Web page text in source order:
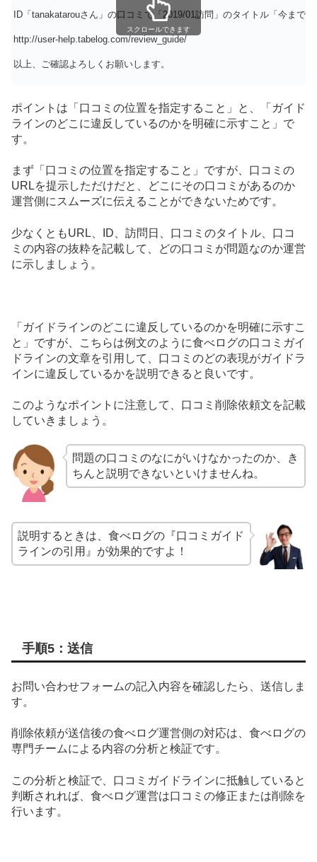
ID「tanakatarouさん」の口コミで「2019/01訪問」のタイトル「今ま
http://user-help.tabelog.com/review_guide/
以上、ご確認よろしくお願いします。
スクロールできます
ポイントは「口コミの位置を指定すること」と、「ガイド
ラインのどこに違反しているのかを明確に示すこと」で
す。
まず「口コミの位置を指定すること」ですが、口コミの
URLを提示しただけだと、どこにその口コミがあるのか
運営側にスムーズに伝えることができないためです。
少なくともURL、ID、訪問日、口コミのタイトル、口コ
ミの内容の抜粋を記載して、どの口コミが問題なのか運営
に示しましょう。
「ガイドラインのどこに違反しているのかを明確に示すこ
と」ですが、こちらは例文のように食べログの口コミガイ
ドラインの文章を引用して、口コミのどの表現がガイドラ
インに違反しているかを説明できると良いです。
このようなポイントに注意して、口コミ削除依頼文を記載
していきましょう。
問題の口コミのなにがいけなかったのか、き
ちんと説明できないといけませんね。
説明するときは、食べログの『口コミガイド
ラインの引用』が効果的ですよ！
手順5：送信
お問い合わせフォームの記入内容を確認したら、送信しま
す。
削除依頼が送信後の食べログ運営側の対応は、食べログの
専門チームによる内容の分析と検証です。
この分析と検証で、口コミガイドラインに抵触していると
判断されれば、食べログ運営は口コミの修正または削除を
行います。